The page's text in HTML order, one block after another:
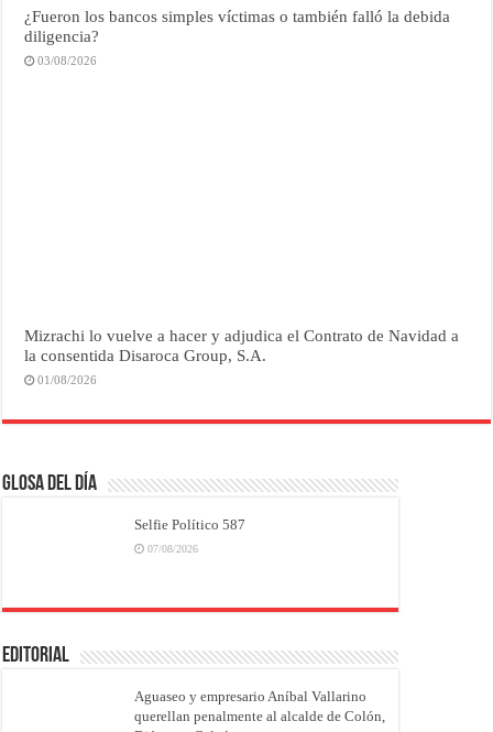
¿Fueron los bancos simples víctimas o también falló la debida
diligencia?
03/08/2026
Mizrachi lo vuelve a hacer y adjudica el Contrato de Navidad a
la consentida Disaroca Group, S.A.
01/08/2026
Glosa del Día
Selfie Político 587
07/08/2026
EDITORIAL
Aguaseo y empresario Aníbal Vallarino
querellan penalmente al alcalde de Colón,